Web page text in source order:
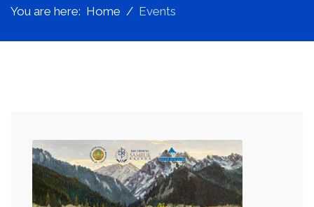
You are here: Home Events